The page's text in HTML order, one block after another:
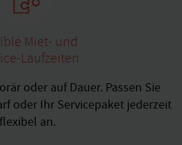
Miet- und
Laufzeiten
oder auf Dauer. Passen Sie
oder Ihr Servicepaket jederzeit
flexibel an.